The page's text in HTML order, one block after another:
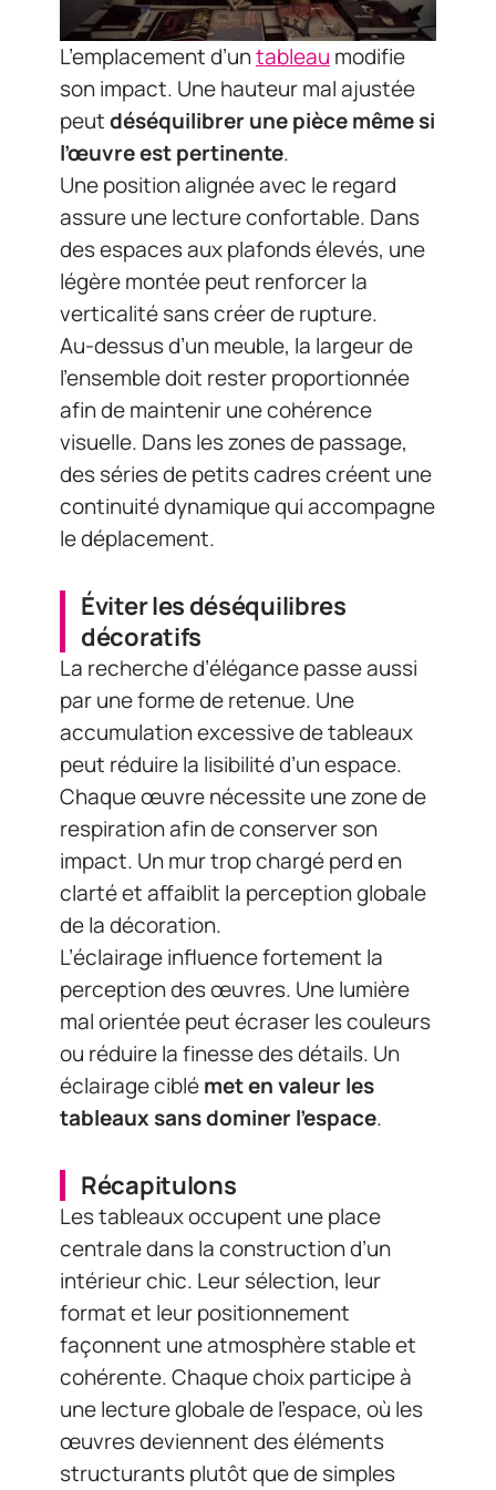
L’emplacement d’untableau modifie
son impact. Une hauteur mal ajustée
peutdéséquilibrer une pièce même si
l’œuvre est pertinente.
Une position alignée avec le regard
assure une lecture confortable. Dans
des espaces aux plafonds élevés, une
légère montée peut renforcer la
verticalité sans créer de rupture.
Au-dessus d’un meuble, la largeur de
l’ensemble doit rester proportionnée
afin de maintenir une cohérence
visuelle. Dans les zones de passage,
des séries de petits cadres créent une
continuité dynamique qui accompagne
le déplacement.
Éviter les déséquilibres
décoratifs
La recherche d’élégance passe aussi
par une forme de retenue. Une
accumulation excessive de tableaux
peut réduire la lisibilité d’un espace.
Chaque œuvre nécessite une zone de
respiration afin de conserver son
impact. Un mur trop chargé perd en
clarté et affaiblit la perception globale
de la décoration.
L’éclairage influence fortement la
perception des œuvres. Une lumière
mal orientée peut écraser les couleurs
ou réduire la finesse des détails. Un
éclairage ciblémet en valeur les
tableaux sans dominer l’espace.
Récapitulons
Les tableaux occupent une place
centrale dans la construction d’un
intérieur chic. Leur sélection, leur
format et leur positionnement
façonnent une atmosphère stable et
cohérente. Chaque choix participe à
une lecture globale de l’espace, où les
œuvres deviennent des éléments
structurants plutôt que de simples